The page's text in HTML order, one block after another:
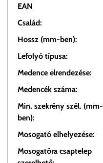
EAN
Család:
Hossz (mm-ben):
Lefolyó típusa:
Medence elrendezése:
Medencék száma:
Min. szekrény szél. (mm-
ben):
Mosogató elhelyezése:
Mosogatóra csaptelep